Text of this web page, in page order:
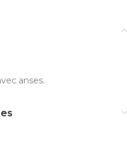
anses.